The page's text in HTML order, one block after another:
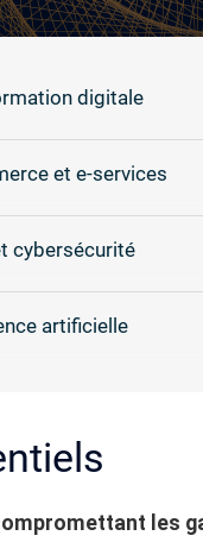
digitale
et e-services
cybersécurité
artificielle
les